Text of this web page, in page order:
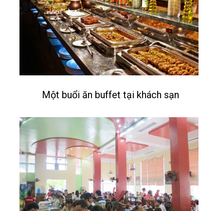
Một buổi ăn buffet tại khách sạn